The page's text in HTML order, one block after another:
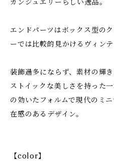
カンジュエリーらしい逸品。
エンドパーツはボックス型の
ーでは比較的見かけるヴィン
装飾過多にならず、素材の輝
ストイックな美しさを持った
の効いたフォルムで現代のミ
在感のあるデザイン。
【color】